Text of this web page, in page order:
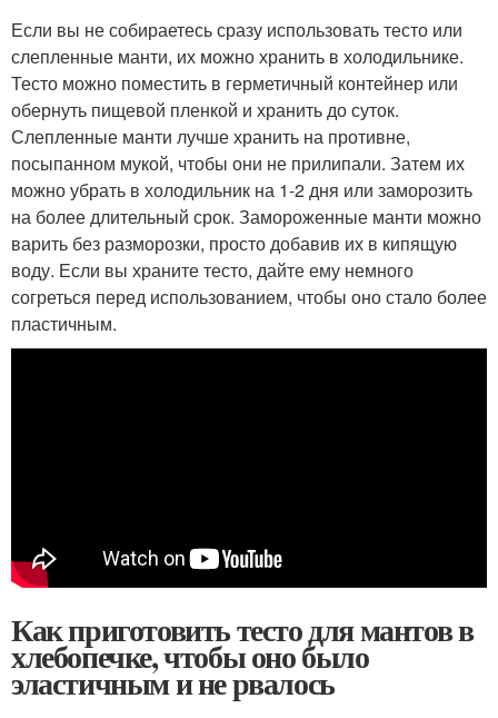
Если вы не собираетесь сразу использовать тесто или
слепленные манти, их можно хранить в холодильнике.
Тесто можно поместить в герметичный контейнер или
обернуть пищевой пленкой и хранить до суток.
Слепленные манти лучше хранить на противне,
посыпанном мукой, чтобы они не прилипали. Затем их
можно убрать в холодильник на 1-2 дня или заморозить
на более длительный срок. Замороженные манти можно
варить без разморозки, просто добавив их в кипящую
воду. Если вы храните тесто, дайте ему немного
согреться перед использованием, чтобы оно стало более
пластичным.
Как приготовить тесто для мантов в
хлебопечке, чтобы оно было
эластичным и не рвалось